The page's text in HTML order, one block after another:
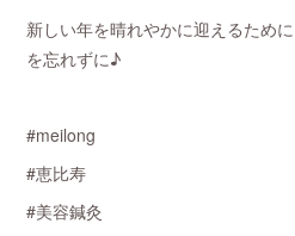
新しい年を晴れやかに迎えるため
を忘れずに♪
#meilong
#恵比寿
#美容鍼灸